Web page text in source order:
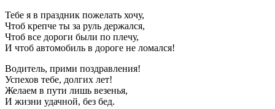
Тебе я в праздник пожелать хочу,
Чтоб крепче ты за руль держался,
Чтоб все дороги были по плечу,
И чтоб автомобиль в дороге не ломался!
Водитель, прими поздравления!
Успехов тебе, долгих лет!
Желаем в пути лишь везенья,
И жизни удачной, без бед.